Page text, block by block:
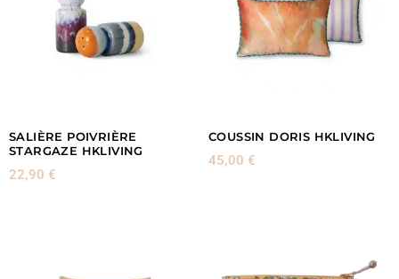
SALIÈRE POIVRIÈRE
STARGAZE HKLIVING
22,90 €
COUSSIN DORIS HKLIVING
45,00 €